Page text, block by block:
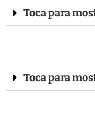
Toca para
Toca para